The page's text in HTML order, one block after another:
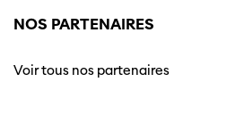
NOS PARTENAIRES
Voir tous nos partenaires